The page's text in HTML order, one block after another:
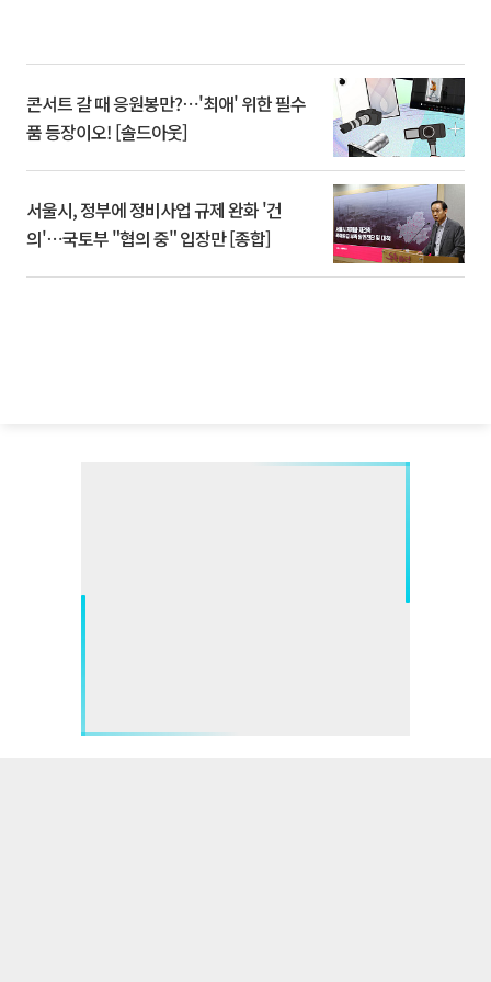
콘서트 갈 때 응원봉만?⋯'최애' 위한 필수
품 등장이오! [솔드아웃]
서울시, 정부에 정비사업 규제 완화 '건
의'⋯국토부 "협의 중" 입장만 [종합]